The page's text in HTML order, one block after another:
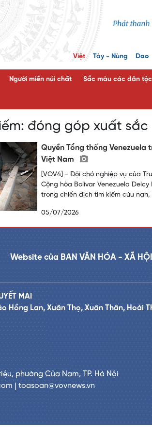
Việt Tày - Nùng Dao
Người miền núi chất Sắc màu các dân tộc
đóng góp xuất sắc
Quyền Tổng thống
Việt Nam
[VOV4] - Đội chó nghiệp vụ của
Cộng hòa Bolivar Venezuela
trong chiến dịch tìm kiếm cứu
05/07/2026
Website của BAN VĂN HÓA - XÃ
MAI
Hồng Lan, Xuân Thọ, Xuân Thân, Hoài
phường Cửa Nam, TP. Hà Nội
| toasoan@vovnews.vn